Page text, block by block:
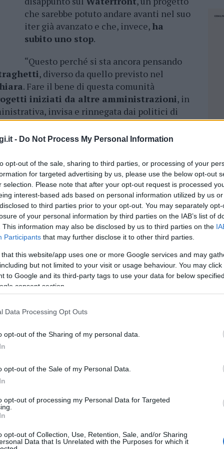
- Do Not Process My Personal Information
opt-out of the sale, sharing to third parties, or processing of your
for targeted advertising by us, please use the below opt-out
selection. Please note that after your opt-out request is processed
interest-based ads based on personal information utilized by us
to third parties prior to your opt-out. You may separately
of your personal information by third parties on the IAB’s list of
This information may also be disclosed by us to third parties on the
Participants that may further disclose it to other third parties.
that this website/app uses one or more Google services and may
but not limited to your visit or usage behaviour. You may
to Google and its third-party tags to use your data for below
consent section.
Data Processing Opt Outs
opt-out of the Sharing of my personal data.
opt-out of the Sale of my Personal Data.
opt-out of processing my Personal Data for Targeted
opt-out of Collection, Use, Retention, Sale, and/or Sharing
Data that Is Unrelated with the Purposes for which it
che sarebbe potuto andare avanti nel suo
iter già avanzato e che, invece, ha
subito uno stop.
“Questo perché si sta ancora pensando
, diverso da quello previsto nel
. Fare il bene di questa comunità
iniziati da altre amministrazioni, in
invisa e rinnegata dai politici di
si parla digrandi opere pubbliche,
Annalisa Gulino ,Alberto Mureddue
dellostesso Consiglio , trattava diverse
e preoccupanti,a giudizio
spese sostenute da La Maddalena
dei costi del carburante,27mila europer
220mila europer un non meglio
e aumento delle tariffe di smaltimento.
dovrà prelecare dalle proprie casse e che
delle scelte politiche volute
i consiglieri di opposizione -. Parliamo
dedicati ad alcune categorie di attività
di tutte le frazioni tutti i giorni,
faceva La Maddalena Ambiente
circa, utili che avrebbero potuto compensare
di spese folli, ad esempio,
ad inizio anno, per70mila euro
spese, si tradurranno quasi
maggiori costiper scelte politiche
hanno comunque garantito un miglior